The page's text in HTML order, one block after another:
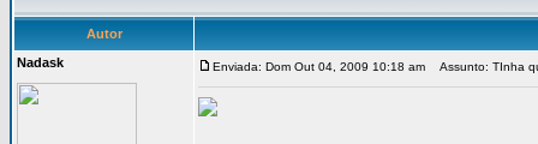
Autor
Nadask
Enviada: Dom Out 04, 2009 10:18 am Assunto: TInha